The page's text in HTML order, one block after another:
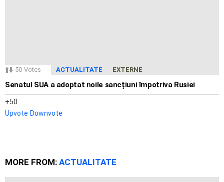
50 Votes ACTUALITATE EXTERNE
Senatul SUA a adoptat noile sancțiuni împotriva Rusiei
50
Upvote Downvote
MORE FROM: ACTUALITATE